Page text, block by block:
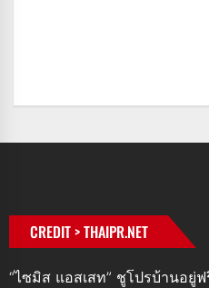
CREDIT > THAIPR.NET
“ไซมิส แอสเสท” ชูโปรบ้านอยู่